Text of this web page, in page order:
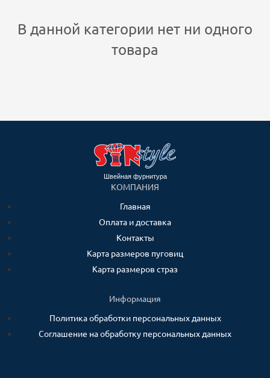
В данной категории нет ни одного
товара
Швейная фурнитура
КОМПАНИЯ
Главная
Оплата и доставка
Контакты
Карта размеров пуговиц
Карта размеров страз
Информация
Политика обработки персональных данных
Соглашение на обработку персональных данных